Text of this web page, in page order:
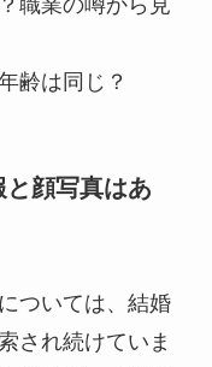
齢は同じ？
顔写真はあ
ついては、結婚
され続けていま